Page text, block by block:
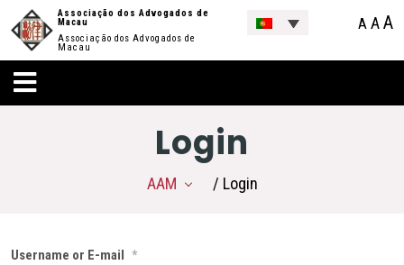
Associação dos Advogados de
Macau
Associação dos Advogados de
Macau
A AA
Login
AAM / Login
Username or E-mail *